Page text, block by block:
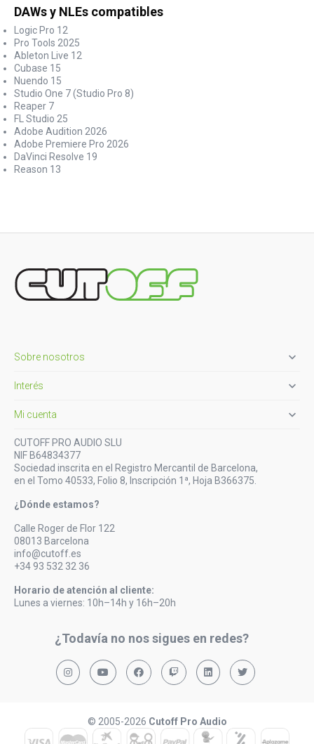
DAWs y NLEs compatibles
Logic Pro 12
Pro Tools 2025
Ableton Live 12
Cubase 15
Nuendo 15
Studio One 7 (Studio Pro 8)
Reaper 7
FL Studio 25
Adobe Audition 2026
Adobe Premiere Pro 2026
DaVinci Resolve 19
Reason 13
Sobre nosotros 
Interés 
Mi cuenta 
CUTOFF PRO AUDIO SLU
NIF B64834377
Sociedad inscrita en el Registro Mercantil de Barcelona,
en el Tomo 40533, Folio 8, Inscripción 1ª, Hoja B366375.
¿Dónde estamos?
Calle Roger de Flor 122
08013 Barcelona
info@cutoff.es
+34 93 532 32 36
Horario de atención al cliente:
Lunes a viernes: 10h–14h y 16h–20h
¿Todavía no nos sigues en redes?
© 2005-2026 Cutoff Pro Audio